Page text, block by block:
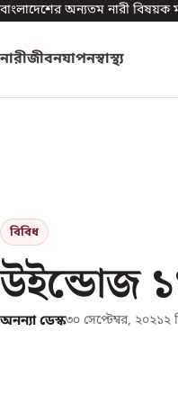
বাংলাদেশের অন্যতম নারী বিষয়ক
নারীজীবনযাপনস্বাস্থ্য
বিবিধ
উইন্ডোজ
অনন্যা ডেস্ক৩০ সেপ্টেম্বর, ২০২১২